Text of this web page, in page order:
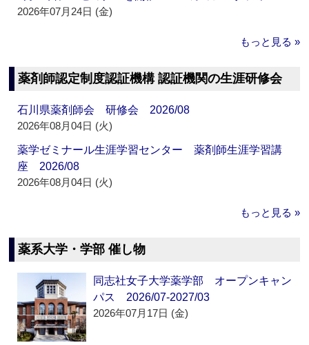
2026年07月24日 (金)
もっと見る »
薬剤師認定制度認証機構 認証機関の生涯研修会
石川県薬剤師会 研修会 2026/08
2026年08月04日 (火)
薬学ゼミナール生涯学習センター 薬剤師生涯学習講
座 2026/08
2026年08月04日 (火)
もっと見る »
薬系大学・学部 催し物
同志社女子大学薬学部 オープンキャン
パス 2026/07-2027/03
2026年07月17日 (金)